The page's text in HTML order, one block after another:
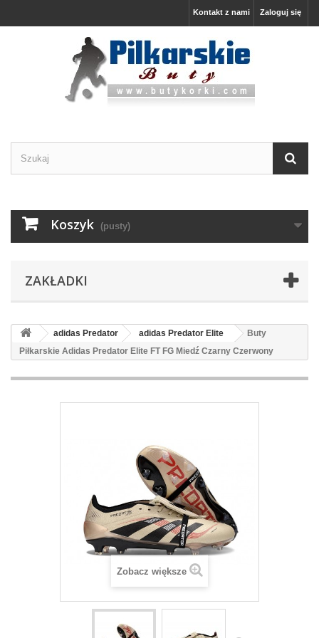
Zaloguj się
Kontakt z nami
Koszyk (pusty)
ZAKŁADKI
adidas Predator adidas Predator Elite
Buty
Piłkarskie Adidas Predator Elite FT FG Miedź Czarny Czerwony
Zobacz większe